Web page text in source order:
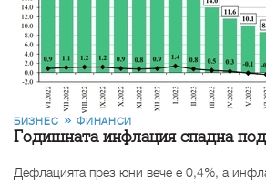
БИЗНЕС ФИНАНСИ
Годишната инфлация спадна под
Дефлацията през юни вече е 0,4%, а